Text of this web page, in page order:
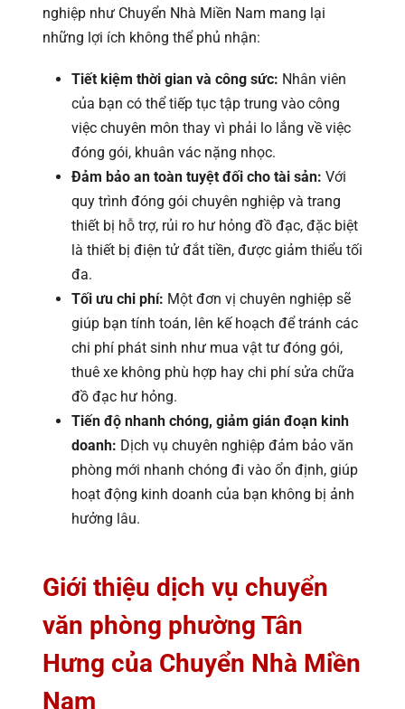
nghiệp như Chuyển Nhà Miền Nam mang lại
những lợi ích không thể phủ nhận:
Tiết kiệm thời gian và công sức: Nhân viên
của bạn có thể tiếp tục tập trung vào công
việc chuyên môn thay vì phải lo lắng về việc
đóng gói, khuân vác nặng nhọc.
Đảm bảo an toàn tuyệt đối cho tài sản: Với
quy trình đóng gói chuyên nghiệp và trang
thiết bị hỗ trợ, rủi ro hư hỏng đồ đạc, đặc biệt
là thiết bị điện tử đắt tiền, được giảm thiểu tối
đa.
Tối ưu chi phí: Một đơn vị chuyên nghiệp sẽ
giúp bạn tính toán, lên kế hoạch để tránh các
chi phí phát sinh như mua vật tư đóng gói,
thuê xe không phù hợp hay chi phí sửa chữa
đồ đạc hư hỏng.
Tiến độ nhanh chóng, giảm gián đoạn kinh
doanh: Dịch vụ chuyên nghiệp đảm bảo văn
phòng mới nhanh chóng đi vào ổn định, giúp
hoạt động kinh doanh của bạn không bị ảnh
hưởng lâu.
Giới thiệu dịch vụ chuyển
văn phòng phường Tân
Hưng của Chuyển Nhà Miền
Nam